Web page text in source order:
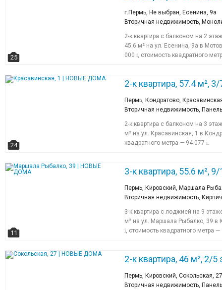
25
г.Пермь, Не выбран, Есенина, 9а
Вторичная недвижимость,
2-к квартира с балконом на 2
45.6 м² на ул. Есенина, 9а в
000 i, стоимость квадратного
24
2-к квартира, 57.4 м², 3/
Пермь, Кондратово,
Вторичная недвижимость,
2-к квартира с балконом на 3
м² на ул. Красавинская, 1 в
квадратного метра — 94 077 i.
11
3-к квартира, 55.6 м², 9/
Пермь, Кировский, Маршала
Вторичная недвижимость,
3-к квартира с лоджией на 9
м² на ул. Маршала Рыбалко, 39 в
i, стоимость квадратного метра
2-к квартира, 46 м², 2/5
Пермь, Кировский, Сокольская, 27
Вторичная недвижимость,